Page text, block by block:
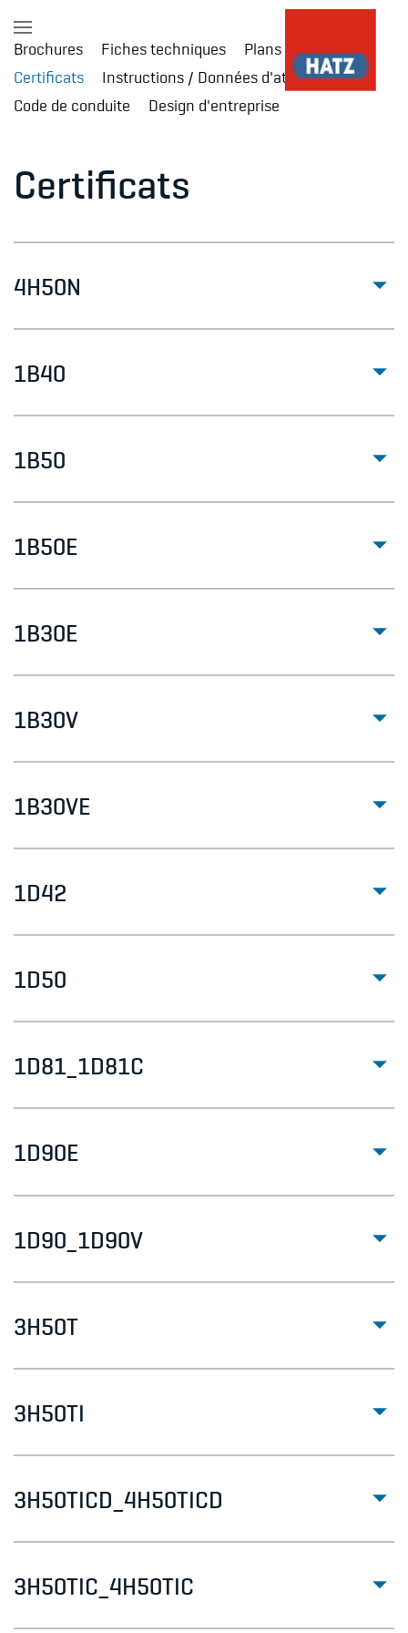
Accéder au contenu principal
Brochures Fiches techniques
Plans d'installation
Certificats
Instructions / Données d'atelier
Code de conduite
Design d'entreprise
Certificats
4H50N
1B40
1B50
1B50E
1B30E
1B30V
1B30VE
1D42
1D50
1D81_1D81C
1D90E
1D90_1D90V
3H50T
3H50TI
3H50TICD_4H50TICD
3H50TIC_4H50TIC